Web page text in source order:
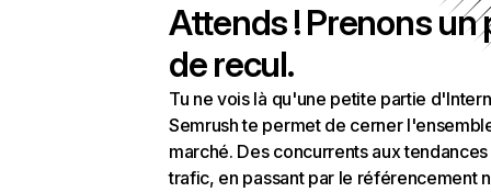
Attends ! Prenons un
de recul.
Tu ne vois là qu'une petite partie
Semrush te permet de cerner
marché. Des concurrents aux
trafic, en passant par le référencement